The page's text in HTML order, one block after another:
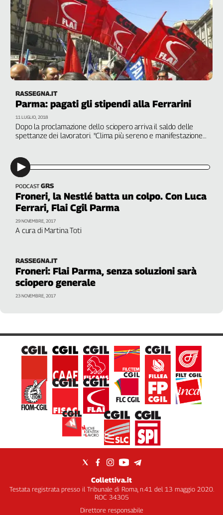
Le
trasmissioni
tv
Work
in
Progress
L'Italia
Lavoro
Territori
Abruzzo-
Alto
Adige
Basilicata
Calabria
Campania
Emilia-
Romagna
Venezia
Giulia
Lazio
Liguria
Piemonte
Puglia
Toscana
Trentino
Umbria
Veneto
1955-
2014
RASSEGNA.IT
Parma: pagati gli stipendi alla Ferrarini
Dopo la proclamazione dello sciopero arriva il saldo delle
spettanze dei lavoratori. "Clima più sereno e manifestazione
11 LUGLIO, 2018
PODCAST GRS
Froneri, la Nestlé batta un colpo. Con Luca
Ferrari, Flai Cgil Parma
A cura di Martina Toti
29 NOVEMBRE, 2017
RASSEGNA.IT
Froneri: Flai Parma, senza soluzioni sarà
sciopero generale
23 NOVEMBRE, 2017
Collettiva.it
Testata registrata presso il Tribunale di Roma, n.41 del 13 maggio 2020.
ROC 34305
Direttore responsabile